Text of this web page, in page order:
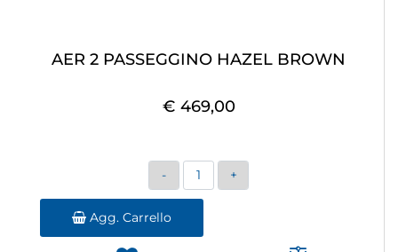
AER 2 PASSEGGINO HAZEL BROWN
€ 469,00
Quantità
Agg. Carrello